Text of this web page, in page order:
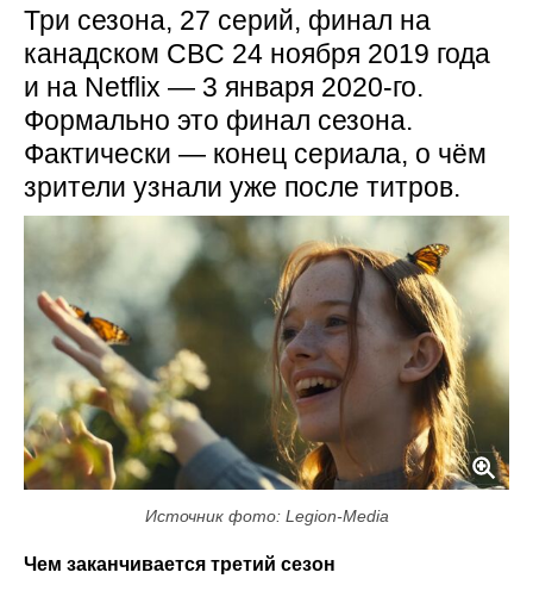
Три сезона, 27 серий, финал на
канадском CBC 24 ноября 2019 года
и на Netflix — 3 января 2020-го.
Формально это финал сезона.
Фактически — конец сериала, о чём
зрители узнали уже после титров.
Источник фото: Legion-Media
Чем заканчивается третий сезон